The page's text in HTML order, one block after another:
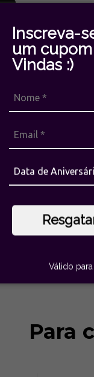
Inscreva-
um
Vindas :)
Válido para
Maracatu Prata
Estela Geromini
R$186,00
me quando chegar!
Para